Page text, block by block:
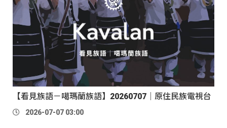
【看見族語－噶瑪蘭族語】20260707｜原住民族電視台
2026-07-07 03:00